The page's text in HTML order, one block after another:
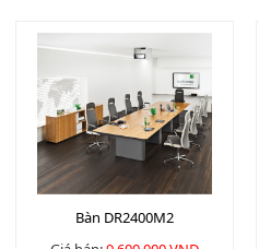
Bàn DR2400M2